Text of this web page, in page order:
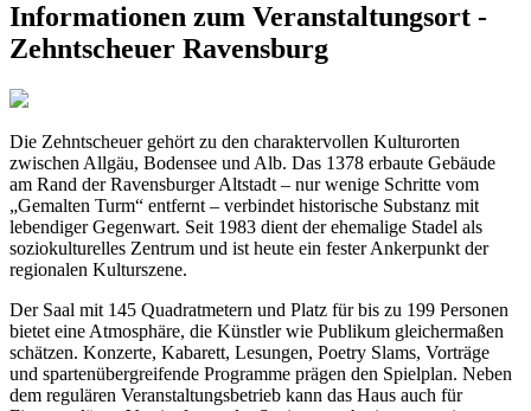
Informationen zum Veranstaltungsort -
Zehntscheuer Ravensburg
Die Zehntscheuer gehört zu den charaktervollen Kulturorten
zwischen Allgäu, Bodensee und Alb. Das 1378 erbaute Gebäude
am Rand der Ravensburger Altstadt – nur wenige Schritte vom
„Gemalten Turm“ entfernt – verbindet historische Substanz mit
lebendiger Gegenwart. Seit 1983 dient der ehemalige Stadel als
soziokulturelles Zentrum und ist heute ein fester Ankerpunkt der
regionalen Kulturszene.
Der Saal mit 145 Quadratmetern und Platz für bis zu 199 Personen
bietet eine Atmosphäre, die Künstler wie Publikum gleichermaßen
schätzen. Konzerte, Kabarett, Lesungen, Poetry Slams, Vorträge
und spartenübergreifende Programme prägen den Spielplan. Neben
dem regulären Veranstaltungsbetrieb kann das Haus auch für